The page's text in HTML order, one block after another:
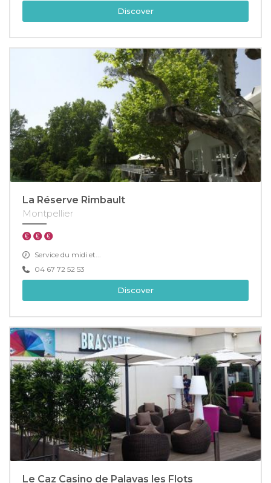
Discover
La Réserve Rimbault
Montpellier
Service du midi et...
04 67 72 52 53
Discover
Le Caz Casino de Palavas les Flots